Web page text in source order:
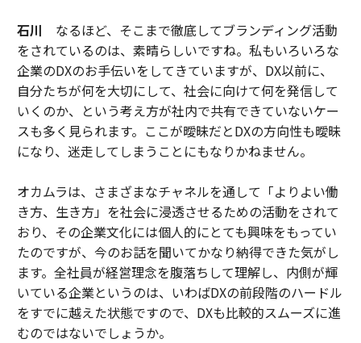
石川 なるほど、そこまで徹底してブランディング活動
をされているのは、素晴らしいですね。私もいろいろな
企業のDXのお手伝いをしてきていますが、DX以前に、
自分たちが何を大切にして、社会に向けて何を発信して
いくのか、という考え方が社内で共有できていないケー
スも多く見られます。ここが曖昧だとDXの方向性も曖昧
になり、迷走してしまうことにもなりかねません。
オカムラは、さまざまなチャネルを通して「よりよい働
き方、生き方」を社会に浸透させるための活動をされて
おり、その企業文化には個人的にとても興味をもってい
たのですが、今のお話を聞いてかなり納得できた気がし
ます。全社員が経営理念を腹落ちして理解し、内側が輝
いている企業というのは、いわばDXの前段階のハードル
をすでに越えた状態ですので、DXも比較的スムーズに進
むのではないでしょうか。